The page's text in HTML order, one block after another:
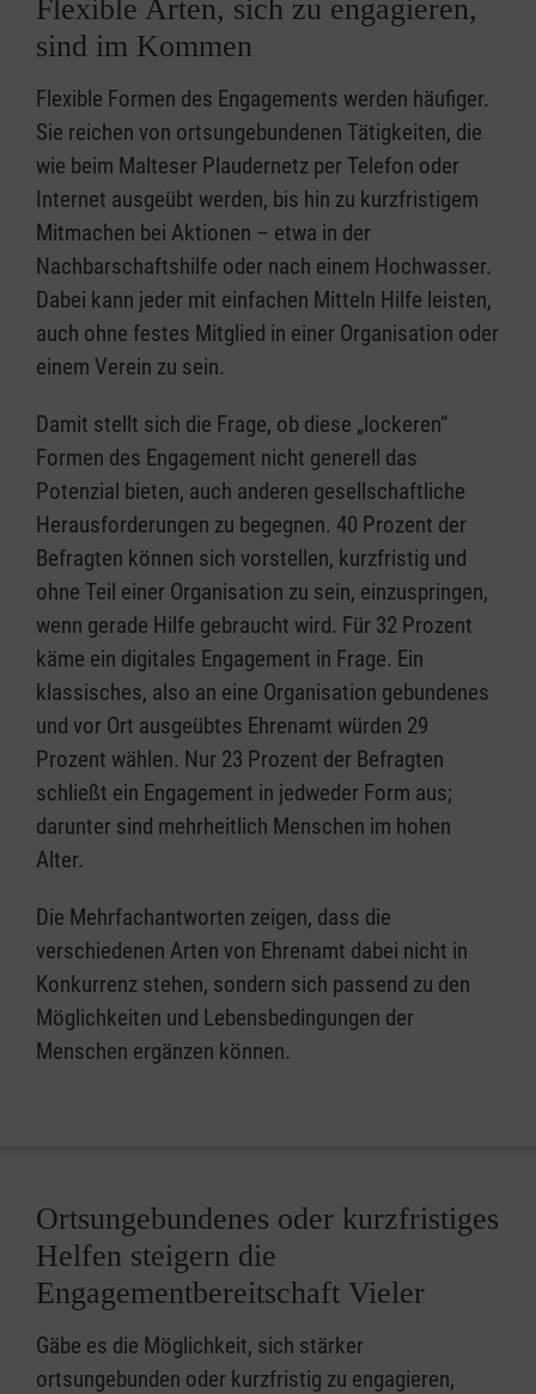
Flexible Arten, sich zu engagieren,
sind im Kommen
Flexible Formen des Engagements werden häufiger.
Sie reichen von ortsungebundenen Tätigkeiten, die
wie beim Malteser Plaudernetz per Telefon oder
Internet ausgeübt werden, bis hin zu kurzfristigem
Mitmachen bei Aktionen – etwa in der
Nachbarschaftshilfe oder nach einem Hochwasser.
Dabei kann jeder mit einfachen Mitteln Hilfe leisten,
auch ohne festes Mitglied in einer Organisation oder
einem Verein zu sein.
Damit stellt sich die Frage, ob diese „lockeren“
Formen des Engagement nicht generell das
Potenzial bieten, auch anderen gesellschaftliche
Herausforderungen zu begegnen. 40 Prozent der
Befragten können sich vorstellen, kurzfristig und
ohne Teil einer Organisation zu sein, einzuspringen,
wenn gerade Hilfe gebraucht wird. Für 32 Prozent
käme ein digitales Engagement in Frage. Ein
klassisches, also an eine Organisation gebundenes
und vor Ort ausgeübtes Ehrenamt würden 29
Prozent wählen. Nur 23 Prozent der Befragten
schließt ein Engagement in jedweder Form aus;
darunter sind mehrheitlich Menschen im hohen
Alter.
Die Mehrfachantworten zeigen, dass die
verschiedenen Arten von Ehrenamt dabei nicht in
Konkurrenz stehen, sondern sich passend zu den
Möglichkeiten und Lebensbedingungen der
Menschen ergänzen können.
Ortsungebundenes oder kurzfristiges
Helfen steigern die
Engagementbereitschaft Vieler
Gäbe es die Möglichkeit, sich stärker
ortsungebunden oder kurzfristig zu engagieren,